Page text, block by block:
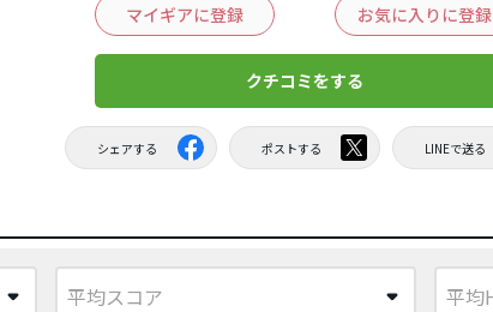
マイギアに登録 お気に入りに登録
クチコミをする
シェアする ポストする LINEで送る